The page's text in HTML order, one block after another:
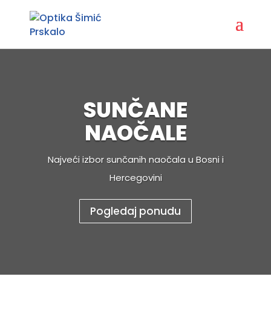
SUNČANE
NAOČALE
Najveći izbor sunčanih naočala u Bosni i
Hercegovini
Pogledaj ponudu